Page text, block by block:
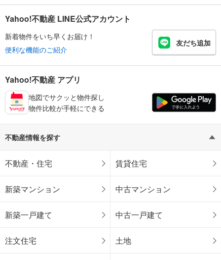
Yahoo!不動産 LINE公式アカウント
新着物件をいち早くお届け！
便利な機能のご紹介
友だち追加
Yahoo!不動産 アプリ
地図でサクッと物件探し
物件比較が手軽にできる
不動産情報を探す
不動産・住宅 賃貸住宅
新築マンション 中古マンション
新築一戸建て 中古一戸建て
注文住宅 土地